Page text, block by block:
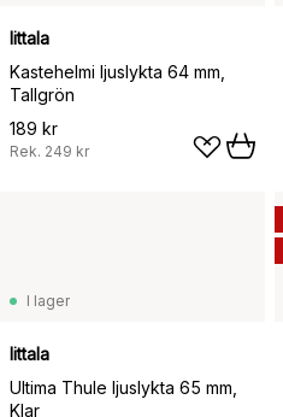
Iittala
Kastehelmi ljuslykta 64 mm,
Tallgrön
189 kr
Rek. 249 kr
I lager
Iittala
Ultima Thule ljuslykta 65 mm,
Klar